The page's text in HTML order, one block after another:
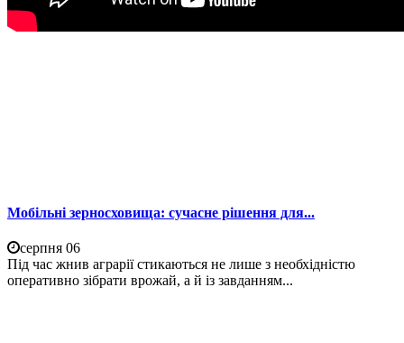
Мобільні зерносховища: сучасне рішення для...
серпня 06
Під час жнив аграрії стикаються не лише з необхідністю
оперативно зібрати врожай, а й із завданням...